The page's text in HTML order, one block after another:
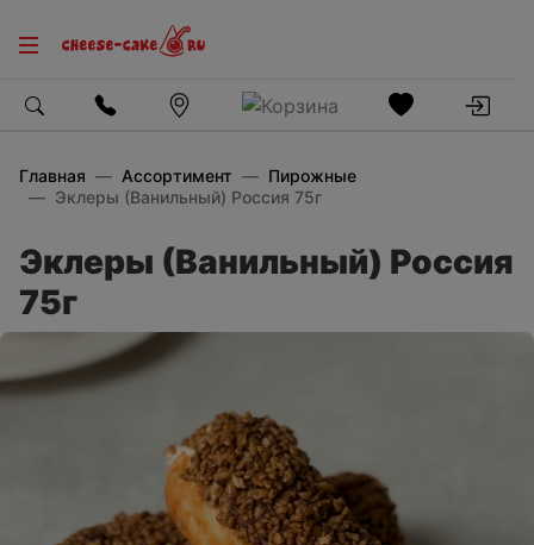
Главная Ассортимент
Пирожные
Эклеры (Ванильный) Россия 75г
Эклеры (Ванильный) Россия
75г